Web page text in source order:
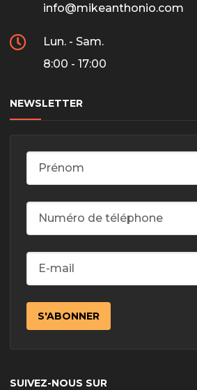
info@mikeanthonio.com
Lun. - Sam.
8:00 - 17:00
NEWSLETTER
SUIVEZ-NOUS SUR